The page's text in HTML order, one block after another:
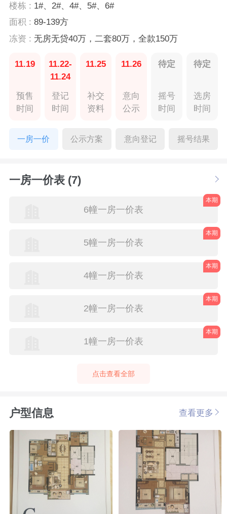
楼栋 : 1#、2#、4#、5#、6#
面积 : 89-139方
冻资 : 无房无贷40万，二套80万，全款150万
11.19
预售
时间
11.22-
11.24
登记
时间
11.25
补交
资料
11.26
意向
公示
待定
摇号
时间
待定
选房
时间
一房一价 公示方案 意向登记 摇号结果
一房一价表 (7)
6幢一房一价表
本期
5幢一房一价表
本期
4幢一房一价表
本期
2幢一房一价表
本期
1幢一房一价表
本期
点击查看全部
户型信息 查看更多